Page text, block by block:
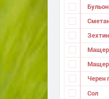
Бульон
Зехтин
Черен
Сол